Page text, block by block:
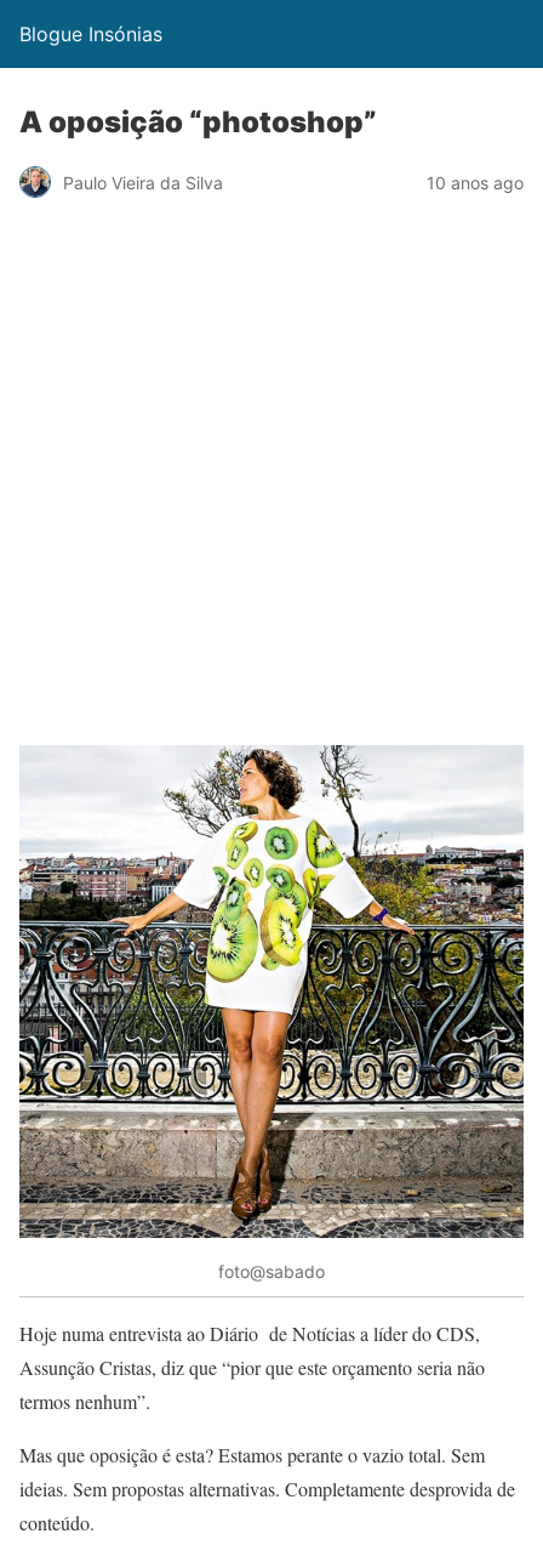
Blogue Insónias
A oposição “photoshop”
Paulo Vieira da Silva 10 anos ago
foto@sabado
Hoje numa entrevista ao Diário de Notícias a líder do CDS,
Assunção Cristas, diz que “pior que este orçamento seria não
termos nenhum”.
Mas que oposição é esta? Estamos perante o vazio total. Sem
ideias. Sem propostas alternativas. Completamente desprovida de
conteúdo.